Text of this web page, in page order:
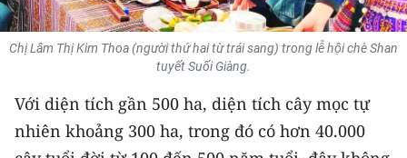
KHOA HỌC - CÔNG NGHỆ
MÔI TRƯỜNG
BẠN ĐỌC
KIỂM CHỨNG THÔNG TIN
Chị Lâm Thị Kim Thoa (người thứ hai từ trái sang) trong lễ hội chè Shan
tuyết Suối Giàng.
Với diện tích gần 500 ha, diện tích cây mọc tự
nhiên khoảng 300 ha, trong đó có hơn 40.000